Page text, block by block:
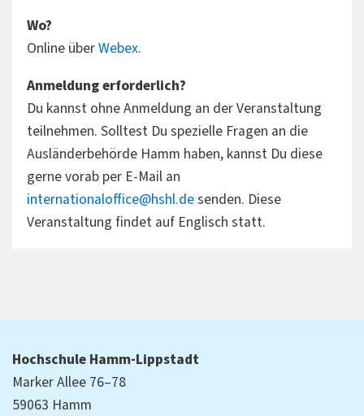
Wo?
Online überWebex.
Anmeldung erforderlich?
Du kannst ohne Anmeldung an der Veranstaltung
teilnehmen. Solltest Du spezielle Fragen an die
Ausländerbehörde Hamm haben, kannst Du diese
gerne vorab per E-Mail an
internationaloffice@hshl.desenden. Diese
Veranstaltung findet auf Englisch statt.
Hochschule Hamm-Lippstadt
Marker Allee 76–78
59063 Hamm